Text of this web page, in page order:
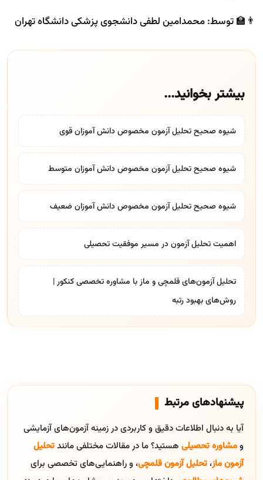
👨‍🏫 توسط: محمدامین لطفی دانشجوی پزشکی دانشگاه تهران
بیشتر بخوانید...
شیوه صحیح تحلیل آزمون مخصوص دانش آموزان قوی
شیوه صحیح تحلیل آزمون مخصوص دانش آموزان متوسط
شیوه صحیح تحلیل آزمون مخصوص دانش آموزان ضعیف
اهمیت تحلیل آزمون در مسیر موفقیت تحصیلی
تحلیل آزمون‌های قلمچی و ماز با مشاوره تخصصی کنکور |
روش‌های بهبود رتبه
پیشنهادهای مرتبط
آیا به دنبال اطلاعات دقیق و کاربردی در زمینه آزمون‌های آزمایشی
ومشاوره تحصیلی هستید؟ ما در مقالات مختلفی مانندتحلیل
آزمون ماز، تحلیل آزمون قلمچی، و راهنمایی‌های تخصصی برای